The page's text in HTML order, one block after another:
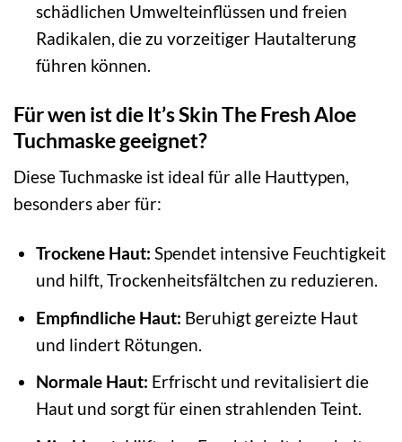
schädlichen Umwelteinflüssen und freien
Radikalen, die zu vorzeitiger Hautalterung
führen können.
Für wen ist die It’s Skin The Fresh Aloe
Tuchmaske geeignet?
Diese Tuchmaske ist ideal für alle Hauttypen,
besonders aber für:
Trockene Haut: Spendet intensive Feuchtigkeit
und hilft, Trockenheitsfältchen zu reduzieren.
Empfindliche Haut: Beruhigt gereizte Haut
und lindert Rötungen.
Normale Haut: Erfrischt und revitalisiert die
Haut und sorgt für einen strahlenden Teint.